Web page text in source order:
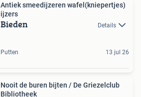
Antiek smeedijzeren wafel(kniepertjes)
ijzers
Bieden Details
Putten 13 jul 26
Nooit de buren bijten / De Griezelclub
Bibliotheek